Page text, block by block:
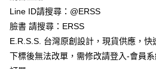
客戶支援中心」 https://
【注意事項】
１．透過由恩沛科技股份有限公司提供之「
易，需依本服務之必要範圍內提供個人資料
7-11取貨付款
每筆NT$80，滿NT$1,200(含以上)免運
付款後7-11取貨
Line ID請搜尋：@ERSS
臉書 請搜尋：ERSS
E.R.S.S. 台灣原創設計，現貨供應，快
下標後無法改單，需修改請登入-會員